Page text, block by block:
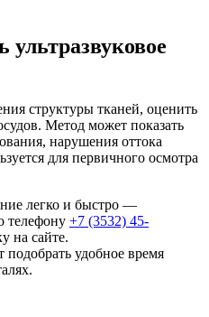
ультразвуковое
структуры тканей, оценить
Метод может показать
нарушения оттока
для первичного осмотра
легко и быстро —
телефону +7 (3532) 45-
на сайте.
удобное время